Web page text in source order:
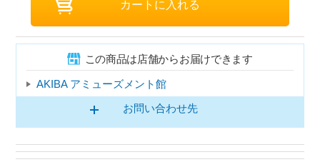
この商品は店舗からお届けできます
AKIBA アミューズメント館
お問い合わせ先